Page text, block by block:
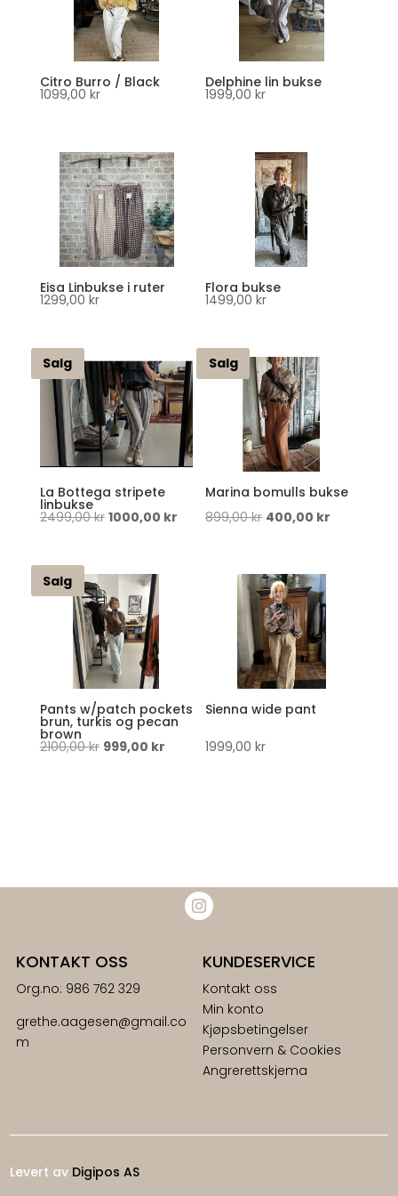
Citro Burro / Black
1099,00 kr
Delphine lin bukse
1999,00kr
Eisa Linbukse i ruter
1299,00 kr
Flora bukse
1499,00kr
Salg
La Bottega stripete
linbukse
2499,00kr Opprinnelig
2499,00 kr.
1000,00 krNåværende
1000,00 kr.
Salg
Marina bomulls bukse
899,00kr Opprinnelig
899,00 kr.
400,00 kr
Salg
Pants w/patch pockets
brun, turkis og pecan
brown
2100,00kr Opprinnelig
999,00 krNåværende
Sienna wide pant
1999,00kr
KONTAKT OSS
Org.no: 986 762 329
grethe.aagesen@gmail.co
m
KUNDESERVICE
Kontakt oss
Min konto
Kjøpsbetingelser
Personvern & Cookies
Angrerettskjema
Levert av Digipos AS